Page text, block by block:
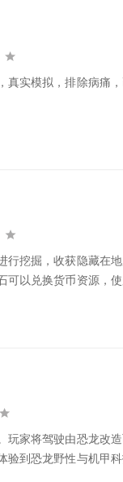
实模拟，排除病痛
行挖掘，收获隐藏在
可以兑换货币资源，
玩家将驾驶由恐龙改造
验到恐龙野性与机甲